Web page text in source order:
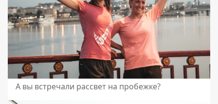
А вы встречали рассвет на пробежке?